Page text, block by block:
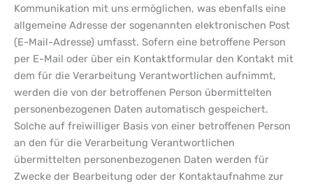
Kommunikation mit uns ermöglichen, was ebenfalls eine
allgemeine Adresse der sogenannten elektronischen Post
(E-Mail-Adresse) umfasst. Sofern eine betroffene Person
per E-Mail oder über ein Kontaktformular den Kontakt mit
dem für die Verarbeitung Verantwortlichen aufnimmt,
werden die von der betroffenen Person übermittelten
personenbezogenen Daten automatisch gespeichert.
Solche auf freiwilliger Basis von einer betroffenen Person
an den für die Verarbeitung Verantwortlichen
übermittelten personenbezogenen Daten werden für
Zwecke der Bearbeitung oder der Kontaktaufnahme zur